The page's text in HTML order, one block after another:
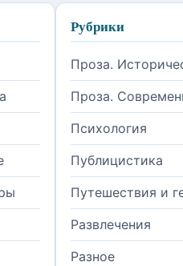
Рубрики
Проза.
Проза.
Психология
Публицистика
Путешествия и
Развлечения
Разное